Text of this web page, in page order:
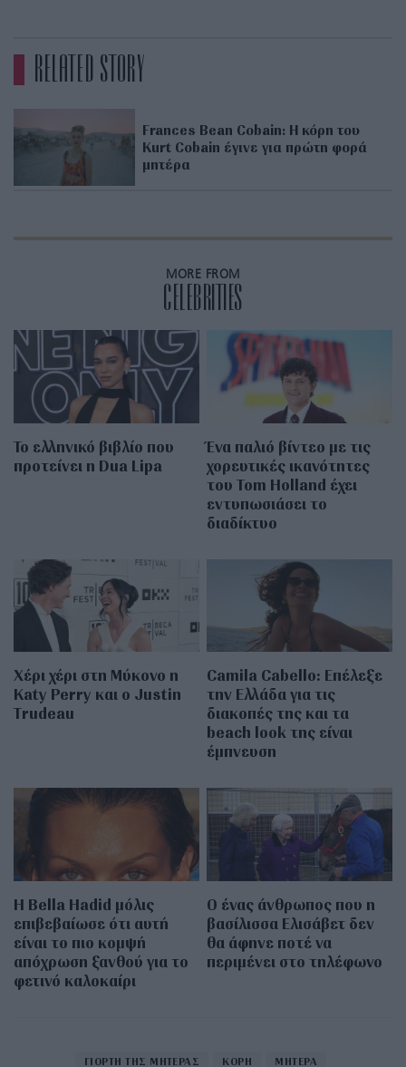
RELATED STORY
Frances Bean Cobain: Η κόρη του
Kurt Cobain έγινε για πρώτη φορά
μητέρα
MORE FROM
CELEBRITIES
Το ελληνικό βιβλίο που
προτείνει η Dua Lipa
Ένα παλιό βίντεο με τις
χορευτικές ικανότητες
του Tom Holland έχει
εντυπωσιάσει το
διαδίκτυο
Χέρι χέρι στη Μύκονο η
Katy Perry και ο Justin
Trudeau
Camila Cabello: Επέλεξε
την Ελλάδα για τις
διακοπές της και τα
beach look της είναι
έμπνευση
Η Bella Hadid μόλις
επιβεβαίωσε ότι αυτή
είναι το πιο κομψή
απόχρωση ξανθού για το
φετινό καλοκαίρι
Ο ένας άνθρωπος που η
βασίλισσα Ελισάβετ δεν
θα άφηνε ποτέ να
περιμένει στο τηλέφωνο
ΓΙΟΡΤΗ ΤΗΣ ΜΗΤΕΡΑΣ ΚΟΡΗ ΜΗΤΕΡΑ